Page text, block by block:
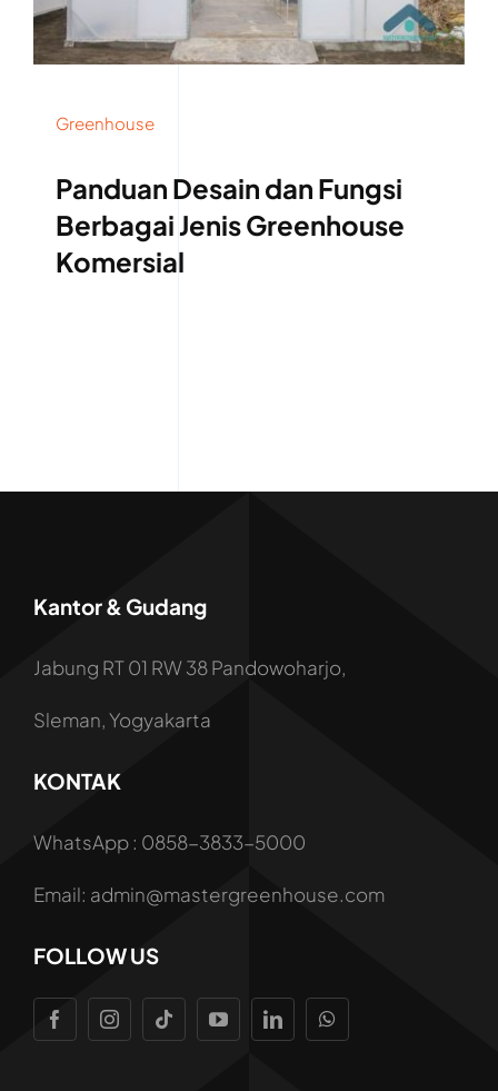
Greenhouse
Panduan Desain dan Fungsi
Berbagai Jenis Greenhouse
Komersial
Kantor & Gudang
Jabung RT 01 RW 38 Pandowoharjo,
Sleman, Yogyakarta
KONTAK
WhatsApp : 0858-3833-5000
Email: admin@mastergreenhouse.com
FOLLOW US